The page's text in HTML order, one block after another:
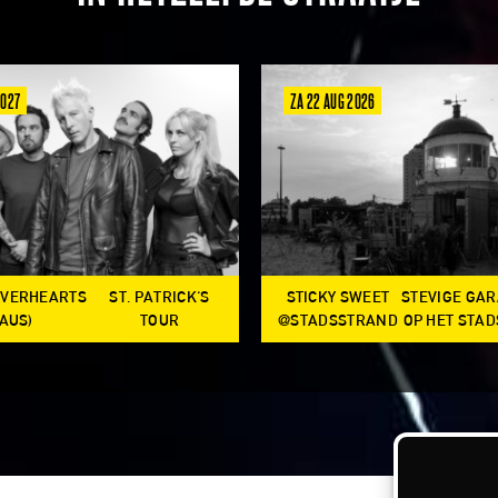
ST. PATRICK'S
TOUR
ZA 22 AUG 2026
STICKY SWEET
@STADSSTRAND
STEVIGE
OP HET